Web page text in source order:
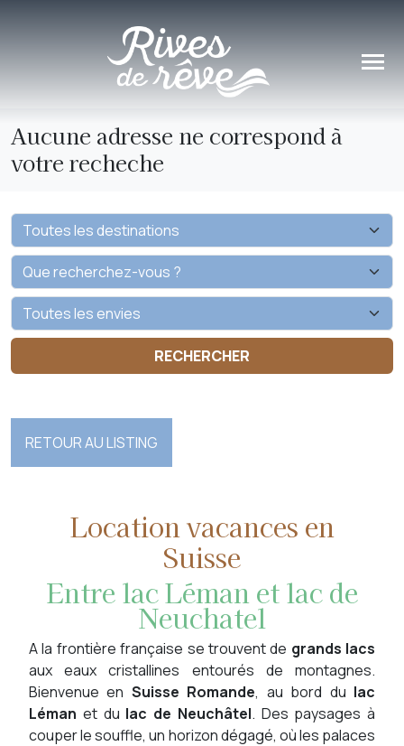
Aucune adresse ne correspond à
votre recheche
Location vacances en
Suisse
Entre lac Léman et lac de
Neuchatel
A la frontière française se trouvent de grands lacs
aux eaux cristallines entourés de montagnes.
Bienvenue en Suisse Romande, au bord du lac
Léman et du lac de Neuchâtel. Des paysages à
couper le souffle, un horizon dégagé, où les palaces
RETOUR AU LISTING